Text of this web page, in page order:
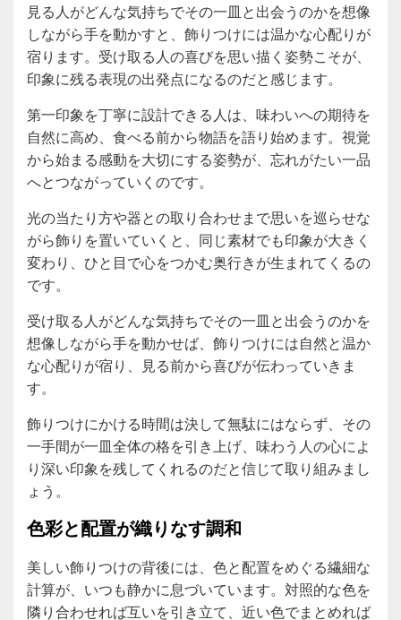
見る人がどんな気持ちでその一皿と出会うのかを想像
しながら手を動かすと、飾りつけには温かな心配りが
宿ります。受け取る人の喜びを思い描く姿勢こそが、
印象に残る表現の出発点になるのだと感じます。
第一印象を丁寧に設計できる人は、味わいへの期待を
自然に高め、食べる前から物語を語り始めます。視覚
から始まる感動を大切にする姿勢が、忘れがたい一品
へとつながっていくのです。
光の当たり方や器との取り合わせまで思いを巡らせな
がら飾りを置いていくと、同じ素材でも印象が大きく
変わり、ひと目で心をつかむ奥行きが生まれてくるの
です。
受け取る人がどんな気持ちでその一皿と出会うのかを
想像しながら手を動かせば、飾りつけには自然と温か
な心配りが宿り、見る前から喜びが伝わっていきま
す。
飾りつけにかける時間は決して無駄にはならず、その
一手間が一皿全体の格を引き上げ、味わう人の心によ
り深い印象を残してくれるのだと信じて取り組みまし
ょう。
色彩と配置が織りなす調和
美しい飾りつけの背後には、色と配置をめぐる繊細な
計算が、いつも静かに息づいています。対照的な色を
隣り合わせれば互いを引き立て、近い色でまとめれば